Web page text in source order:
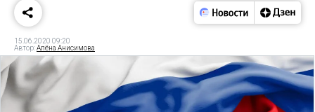
15.06.2020 09:20
Автор:Алёна Анисимова